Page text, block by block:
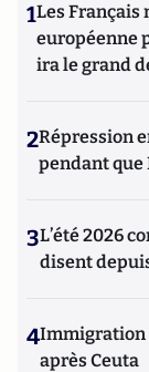
1Les Français
européenne
ira le grand
2Répression
pendant
3L’été 2026
disent
4Immigration
après Ceuta